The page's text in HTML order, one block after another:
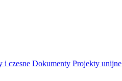
i czesne Dokumenty Projekty unijne